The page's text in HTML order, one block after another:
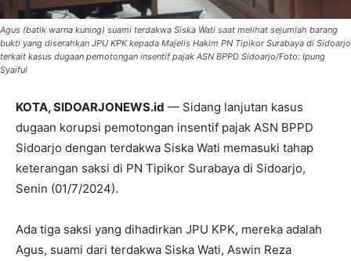
Agus (batik warna kuning) suami terdakwa Siska Wati saat melihat sejumlah barang
bukti yang diserahkan JPU KPK kepada Majelis Hakim PN Tipikor Surabaya di Sidoarjo
terkait kasus dugaan pemotongan insentif pajak ASN BPPD Sidoarjo/Foto: Ipung
Syaiful
KOTA, SIDOARJONEWS.id — Sidang lanjutan kasus
dugaan korupsi pemotongan insentif pajak ASN BPPD
Sidoarjo dengan terdakwa Siska Wati memasuki tahap
keterangan saksi di PN Tipikor Surabaya di Sidoarjo,
Senin (01/7/2024).
Ada tiga saksi yang dihadirkan JPU KPK, mereka adalah
Agus, suami dari terdakwa Siska Wati, Aswin Reza